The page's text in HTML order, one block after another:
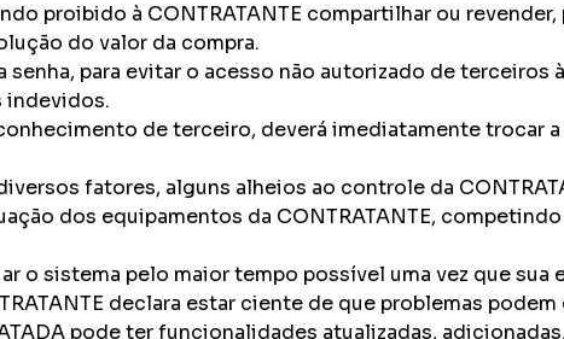
proibido à CONTRATANTE compartilhar ou
do valor da compra.
para evitar o acesso não autorizado de terceiros à
indevidos.
de terceiro, deverá imediatamente trocar
fatores, alguns alheios ao controle da
dos equipamentos da CONTRATANTE,
o sistema pelo maior tempo possível uma vez que sua
declara estar ciente de que problemas podem
pode ter funcionalidades atualizadas,